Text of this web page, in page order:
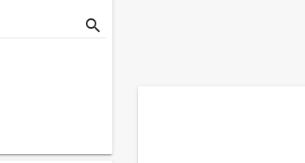
Search
for
search